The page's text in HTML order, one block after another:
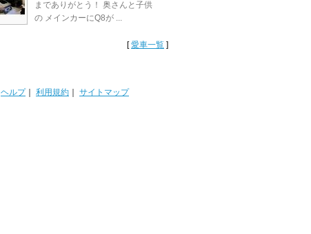
までありがとう！ 奥さんと子供
の メインカーにQ8が ...
[愛車一覧 ]
ヘルプ｜ 利用規約 サイトマップ